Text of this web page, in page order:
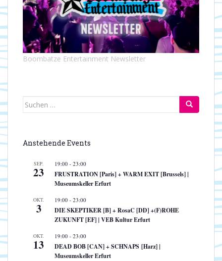
Boombatze Entertainment Newsletter
Suchen
Anstehende Events
SEP.
23
19:00 - 23:00
FRUSTRATION [Paris] + WARM EXIT [Brussels] |
Museumskeller Erfurt
OKT.
3
19:00 - 23:00
DIE SKEPTIKER [B] + RosaC [DD] +(F)ROHE
ZUKUNFT [EF] | VEB Kultur Erfurt
OKT.
13
19:00 - 23:00
DEAD BOB [CAN] + SCHNAPS [Harz] |
Museumskeller Erfurt